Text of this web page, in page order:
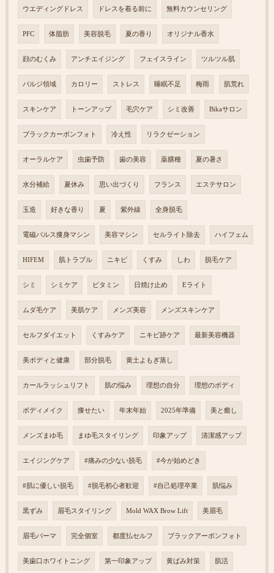
ウエディングドレス ドレスを着る前に 無料カウンセリング
PFC 体脂肪 美容脱毛 夏の香り オリジナル香水
顔のむくみ アンチエイジング フェイスライン ツルツル肌
バルジ領域 カロリー ストレス 睡眠不足 梅雨 肌荒れ
スキンケア トーンアップ 毛穴ケア シミ改善 Bikaサロン
ブラックカーボンフォト 冷え性 リラクゼーション
オーラルケア 虫歯予防 歯の美容 薬膳種 夏の暑さ
水分補給 夏休み 思い出づくり フランス エステサロン
玉造 好きな香り 夏 紫外線 全身脱毛
電磁パルス痩身マシン 美容マシン セルライト除去 ハイフェム
HIFEM 肌トラブル ニキビ くすみ しわ 脱毛ケア
シミ シミケア ビタミン 日焼け止め Eライト
ムダ毛ケア 美肌ケア メンズ美容 メンズスキンケア
セルフダイエット くすみケア ニキビ跡ケア 最新美容機器
美ボディと健康 部分脱毛 黄土よもぎ蒸し
カールラッシュリフト 肌の悩み 理想の自分 理想のボディ
ボディメイク 痩せたい 年末年始 2025年準備 美と癒し
メンズまゆ毛 まゆ毛スタイリング 印象アップ 清潔感アップ
エイジングケア #痛みの少ない脱毛 #今が始めどき
#肌に優しい脱毛 #脱毛初心者歓迎 #自己処理卒業 肌悩み
黒ずみ 眉毛スタイリング Mold WAX Brow Lift 美眉毛
眉毛パーマ 完全個室 都度払セルフ ブラックアーボンフォト
美歯口ホワイトニング 第一印象アップ 黄ばみ対策 肌活